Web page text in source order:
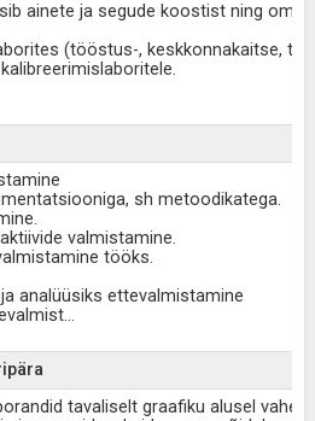
ainete ja segude koostist ning
(tööstus-, keskkonnakaitse,
sh metoodikatega.
valmistamine.
tööks.
analüüsiks ettevalmistamine
...
tavaliselt graafiku alusel